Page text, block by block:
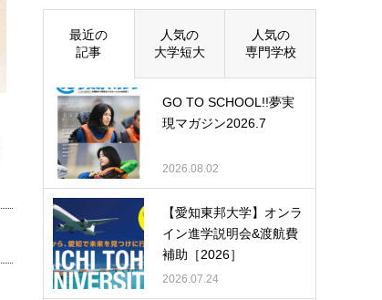
最近の
記事
人気の
大学短大
人気の
専門学校
GO TO SCHOOL!!夢実
現マガジン2026.7
2026.08.02
【愛知東邦大学】オンラ
イン進学説明会&渡航費
補助［2026］
2026.07.24